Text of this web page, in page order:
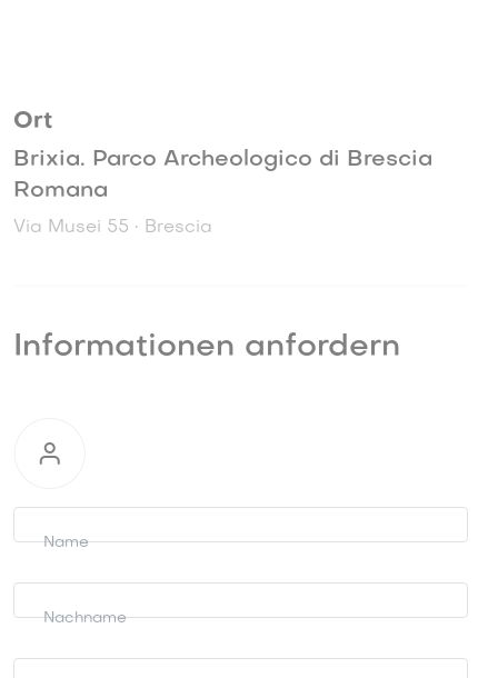
Ort
Brixia. Parco Archeologico di Brescia
Romana
Via Musei 55 • Brescia
Informationen anfordern
Informationen
anfordern
Name
Nachname